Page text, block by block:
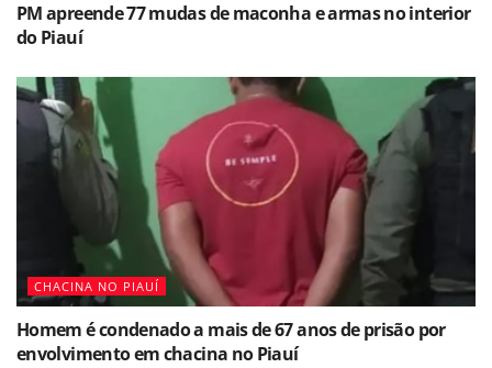
PM apreende 77 mudas de maconha e armas no interior
do Piauí
CHACINA NO PIAUÍ
Homem é condenado a mais de 67 anos de prisão por
envolvimento em chacina no Piauí